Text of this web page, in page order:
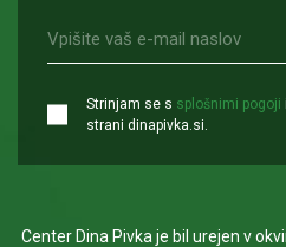
Strinjam se s splošnimi pogoji
strani dinapivka.si.
Center Dina Pivka je bil urejen v